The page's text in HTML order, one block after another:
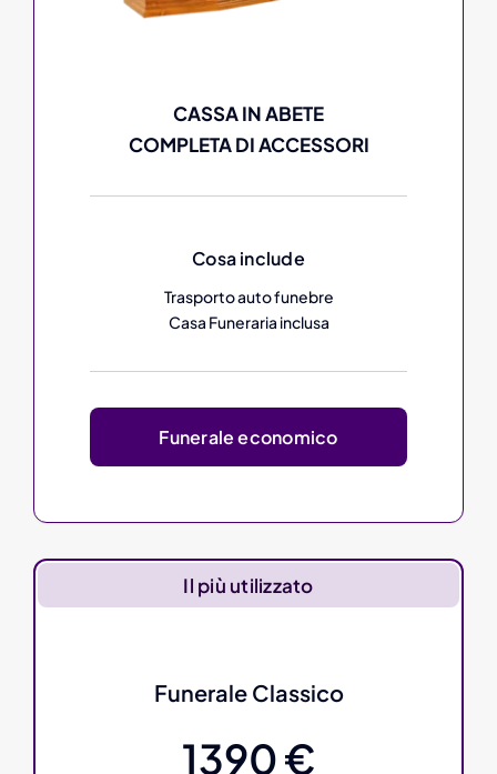
CASSA IN ABETE
COMPLETA DI ACCESSORI
Cosa include
Trasporto auto funebre
Casa Funeraria inclusa
Funerale economico
Il più utilizzato
Funerale Classico
1390 €